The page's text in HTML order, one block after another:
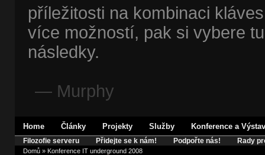
příležitosti na kombinaci
více možností, pak si vybere
následky.
— Murphy
Home Články Projekty Služby Konference a
Filozofie serveru Přidejte se k nám! Podpořte nás! Rady
Domů» Konference IT underground 2008